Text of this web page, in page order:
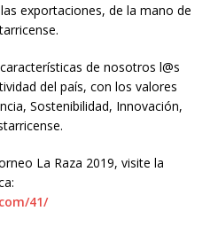
exportaciones, de la mano de
de nosotros l@s
del país, con los valores
Sostenibilidad, Innovación,
La Raza 2019, visite la
41/